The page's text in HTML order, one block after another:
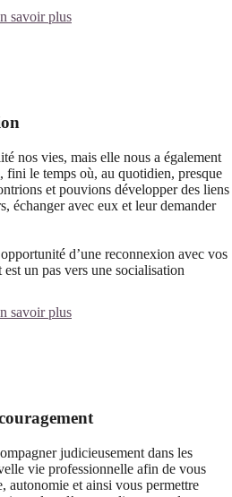
savoir plus
nos vies, mais elle nous a également
fini le temps où, au quotidien, presque
et pouvions développer des liens
échanger avec eux et leur demander
d’une reconnexion avec vos
un pas vers une socialisation
savoir plus
judicieusement dans les
vie professionnelle afin de vous
autonomie et ainsi vous permettre